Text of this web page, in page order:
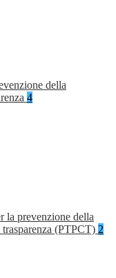
della
4
la prevenzione della
(PTPCT) 2